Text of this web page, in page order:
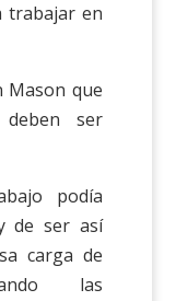
trabajar en
que
ser
podía
de ser así
carga de
las